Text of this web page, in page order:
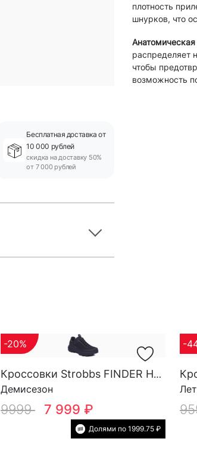
плотность
шнурков, что
Анатомическая
распределяет
чтобы
возможность
Бесплатная доставка от
10 000 рублей
скидка на доставку 50%
от 7 000 рублей
Кроссовки Strobbs FINDER HG M 3788-2
Демисезон
-20%
9999 7 999 ₽
Долями по 1999.75 ₽
-